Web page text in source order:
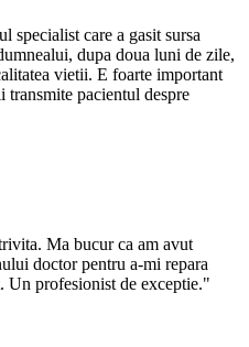
specialist care a gasit sursa
dupa doua luni de zile,
vietii. E foarte important
transmite pacientul despre
Ma bucur ca am avut
doctor pentru a-mi repara
Un profesionist de exceptie."